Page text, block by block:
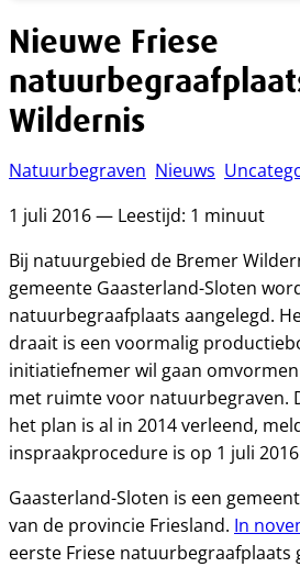
Nieuwe Friese
Wildernis
Natuurbegraven Nieuws
1 juli 2016 — Leestijd: 1 minuut
Bij natuurgebied de Bremer
gemeente Gaasterland-Sloten
natuurbegraafplaats aangelegd.
draait is een voormalig
initiatiefnemer wil gaan
met ruimte voor natuurbegraven.
het plan is al in 2014 verleend,
inspraakprocedure is op 1 juli
Gaasterland-Sloten is een
van de provincie Friesland. In
eerste Friese